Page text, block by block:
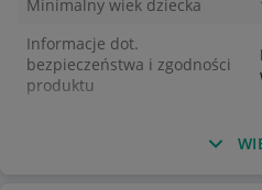
sypialni lub pokoju gier
Pomysł na prezent dla dzieci –
świetny prezent dla młodych
Fortnite® w każdym wieku
(sprzedawanych osobno) i
Minimalny wiek dziecka
Informacje dot.
bezpieczeństwa i zgodności
produktu